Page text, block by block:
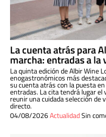
La cuenta atrás para
marcha: entradas a
La quinta edición de Albir Wine
enogastronómicos más
su cuenta atrás con la puesta
entradas. La cita tendrá lugar
reunir una cuidada selección
directo.
04/08/2026ActualidadSin